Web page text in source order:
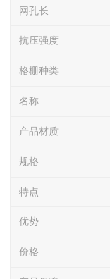
网孔长
抗压强度
格栅种类
名称
产品材质
规格
特点
优势
价格